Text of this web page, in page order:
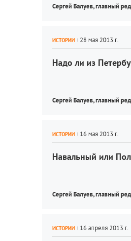
Сергей Балуев, главный
ИСТОРИИ
Надо ли из
Сергей Балуев, главный
ИСТОРИИ
Навальный или
Сергей Балуев, главный
ИСТОРИИ